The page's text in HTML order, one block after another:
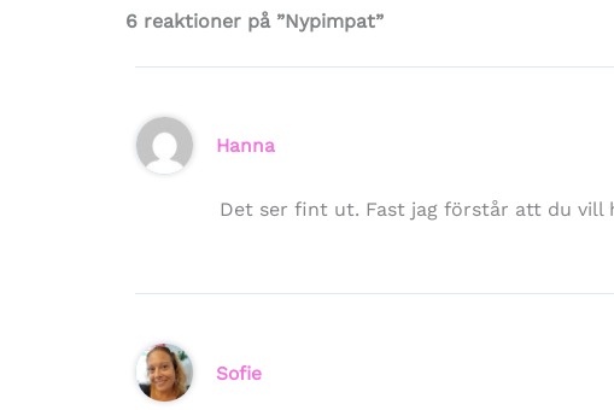
6 reaktioner på ”Nypimpat”
Hanna
Det ser fint ut. Fast jag förstår att du vill
Sofie